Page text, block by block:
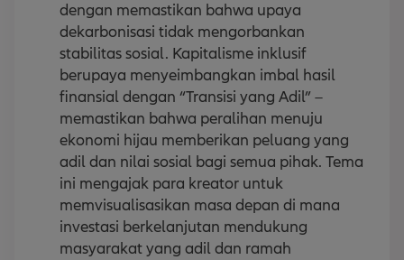
dengan memastikan bahwa upaya
dekarbonisasi tidak mengorbankan
stabilitas sosial. Kapitalisme inklusif
berupaya menyeimbangkan imbal hasil
finansial dengan “Transisi yang Adil” –
memastikan bahwa peralihan menuju
ekonomi hijau memberikan peluang yang
adil dan nilai sosial bagi semua pihak. Tema
ini mengajak para kreator untuk
memvisualisasikan masa depan di mana
investasi berkelanjutan mendukung
masyarakat yang adil dan ramah